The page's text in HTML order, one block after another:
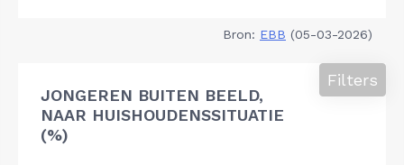
Bron: EBB (05-03-2026)
JONGEREN BUITEN BEELD,
NAAR HUISHOUDENSSITUATIE
(%)
Filters